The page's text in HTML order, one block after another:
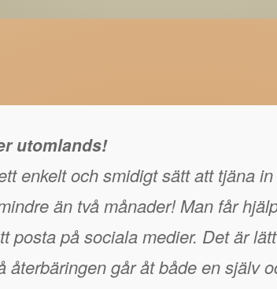
utomlands!
enkelt och smidigt sätt att tjäna
än två månader! Man får
posta på sociala medier. Det är
återbäringen går åt både en själv